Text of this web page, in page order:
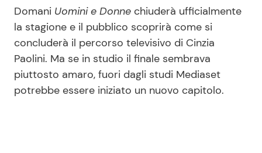
Domani Uomini e Donne chiuderà ufficialmente
la stagione e il pubblico scoprirà come si
concluderà il percorso televisivo di Cinzia
Paolini. Ma se in studio il finale sembrava
piuttosto amaro, fuori dagli studi Mediaset
potrebbe essere iniziato un nuovo capitolo.